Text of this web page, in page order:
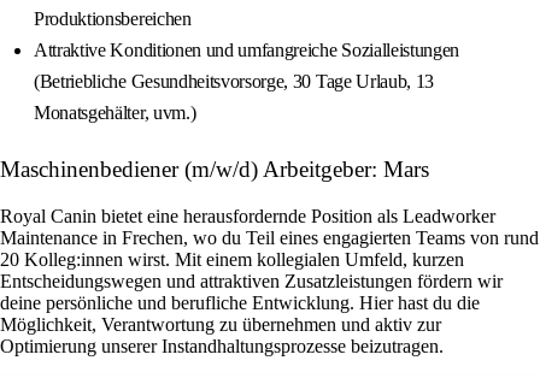
Produktionsbereichen
Attraktive Konditionen und umfangreiche Sozialleistungen
(Betriebliche Gesundheitsvorsorge, 30 Tage Urlaub, 13
Monatsgehälter, uvm.)
Maschinenbediener (m/w/d) Arbeitgeber: Mars
Royal Canin bietet eine herausfordernde Position als Leadworker
Maintenance in Frechen, wo du Teil eines engagierten Teams von rund
20 Kolleg:innen wirst. Mit einem kollegialen Umfeld, kurzen
Entscheidungswegen und attraktiven Zusatzleistungen fördern wir
deine persönliche und berufliche Entwicklung. Hier hast du die
Möglichkeit, Verantwortung zu übernehmen und aktiv zur
Optimierung unserer Instandhaltungsprozesse beizutragen.